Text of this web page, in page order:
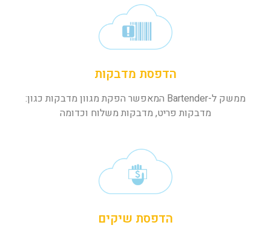
הדפסת מדבקות
ממשק ל-Bartender המאפשר הפקת מגוון מדבקות כגון:
מדבקות פריט, מדבקות משלוח וכדומה
הדפסת שיקים